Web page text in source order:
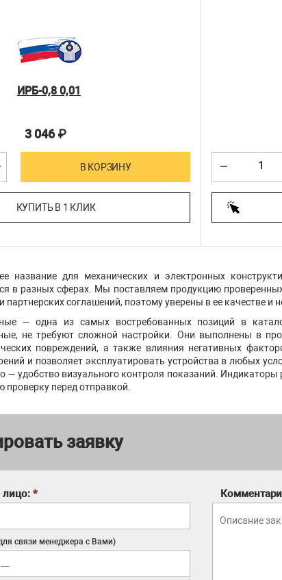
ИРБ-0,8 0,01
3 046₽
В КОРЗИНУ
КУПИТЬ В 1 КЛИК
название для механических и электронных
в разных сферах. Мы поставляем продукцию
партнерских соглашений, поэтому уверены в ее качестве и
— одна из самых востребованных позиций в
не требуют сложной настройки. Они выполнены в
повреждений, а также влияния негативных
и позволяет эксплуатировать устройства в любых
— удобство визуального контроля показаний.
перед отправкой.
заявку
лицо: *
связи менеджера с Вами)